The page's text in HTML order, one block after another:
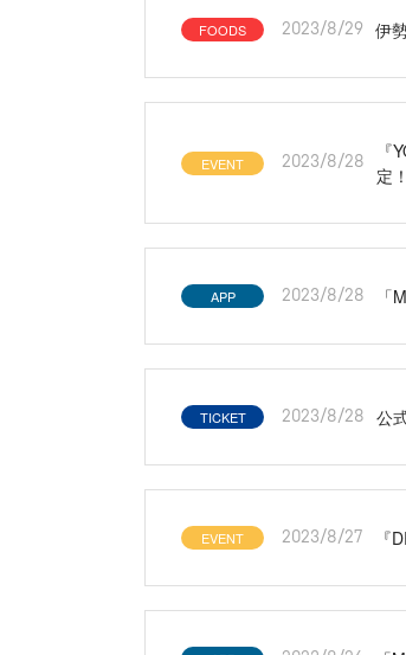
FOODS 2023/8/29 伊
EVENT 2023/8/28
定！
APP 2023/8/28 「
TICKET 2023/8/28 公
EVENT 2023/8/27 『